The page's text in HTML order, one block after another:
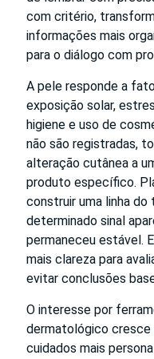
com critério,
informações mais
para o diálogo com
A pele responde a
exposição solar,
higiene e uso de
não são registradas,
alteração cutânea a
produto específico.
construir uma linha
determinado sinal
permaneceu estável.
mais clareza para
evitar conclusões
O interesse por
dermatológico cresce
cuidados mais